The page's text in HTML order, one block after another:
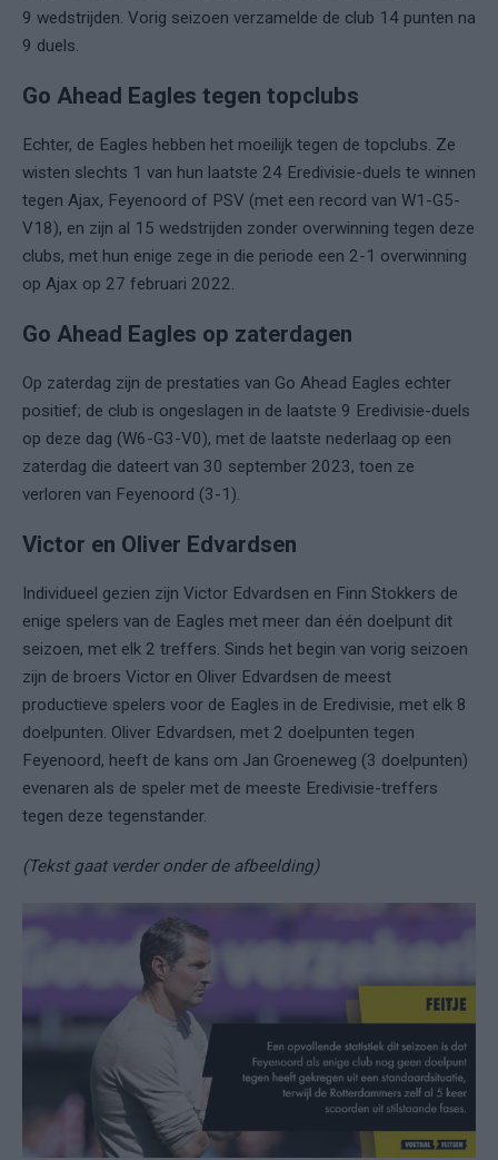
9 wedstrijden. Vorig seizoen verzamelde de club 14 punten na
9 duels.
Go Ahead Eagles tegen topclubs
Echter, de Eagles hebben het moeilijk tegen de topclubs. Ze
wisten slechts 1 van hun laatste 24 Eredivisie-duels te winnen
tegen Ajax, Feyenoord of PSV (met een record van W1-G5-
V18), en zijn al 15 wedstrijden zonder overwinning tegen deze
clubs, met hun enige zege in die periode een 2-1 overwinning
op Ajax op 27 februari 2022.
Go Ahead Eagles op zaterdagen
Op zaterdag zijn de prestaties van Go Ahead Eagles echter
positief; de club is ongeslagen in de laatste 9 Eredivisie-duels
op deze dag (W6-G3-V0), met de laatste nederlaag op een
zaterdag die dateert van 30 september 2023, toen ze
verloren van Feyenoord (3-1).
Victor en Oliver Edvardsen
Individueel gezien zijn Victor Edvardsen en Finn Stokkers de
enige spelers van de Eagles met meer dan één doelpunt dit
seizoen, met elk 2 treffers. Sinds het begin van vorig seizoen
zijn de broers Victor en Oliver Edvardsen de meest
productieve spelers voor de Eagles in de Eredivisie, met elk 8
doelpunten. Oliver Edvardsen, met 2 doelpunten tegen
Feyenoord, heeft de kans om Jan Groeneweg (3 doelpunten)
evenaren als de speler met de meeste Eredivisie-treffers
tegen deze tegenstander.
(Tekst gaat verder onder de afbeelding)